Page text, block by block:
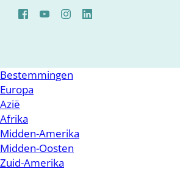
Bestemmingen
Europa
Azië
Afrika
Midden-Amerika
Midden-Oosten
Zuid-Amerika